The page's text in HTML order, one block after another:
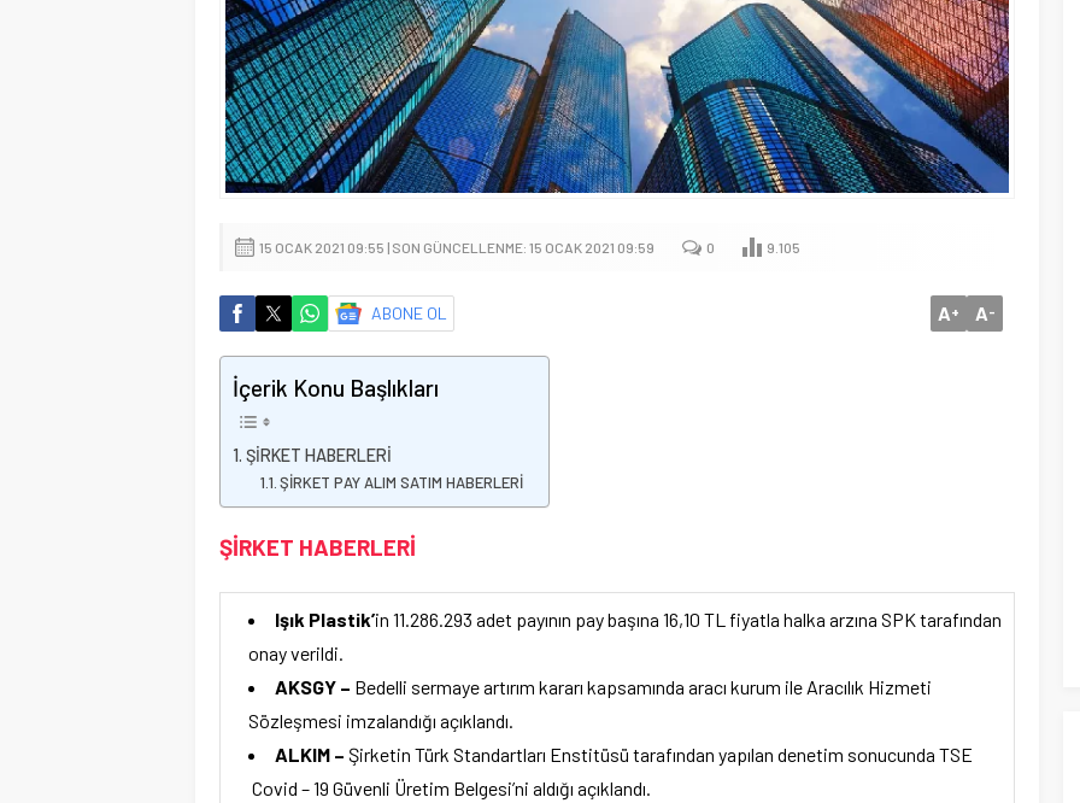
15 OCAK 2021 09:55 | SON GÜNCELLENME: 15 OCAK 2021 09:59 0 9.105
ABONE OL A+ A-
İçerik Konu Başlıkları
ŞİRKET HABERLERİ
ŞİRKET PAY ALIM SATIM HABERLERİ
ŞİRKET HABERLERİ
Işık Plastik’in 11.286.293 adet payının pay başına 16,10 TL fiyatla halka arzına SPK tarafından
onay verildi.
AKSGY – Bedelli sermaye artırım kararı kapsamında aracı kurum ile Aracılık Hizmeti
Sözleşmesi imzalandığı açıklandı.
ALKIM – Şirketin Türk Standartları Enstitüsü tarafından yapılan denetim sonucunda TSE
Covid – 19 Güvenli Üretim Belgesi’ni aldığı açıklandı.